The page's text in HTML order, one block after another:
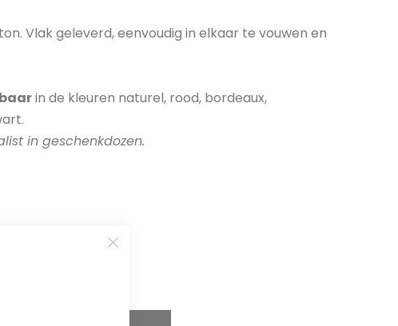
Vlak geleverd, eenvoudig in elkaar te vouwen en
in de kleuren naturel, rood, bordeaux,
in geschenkdozen.